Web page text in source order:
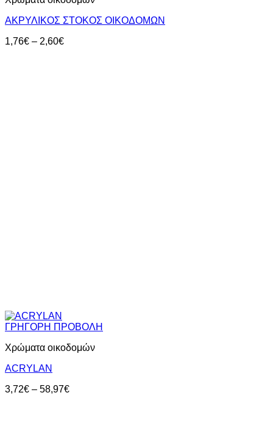
ΑΚΡΥΛΙΚΟΣ ΣΤΟΚΟΣ ΟΙΚΟΔΟΜΩΝ
1,76€ – 2,60€Price
ΓΡΗΓΟΡΗ ΠΡΟΒΟΛΗ
Χρώματα οικοδομών
ACRYLAN
3,72€ – 58,97€Price